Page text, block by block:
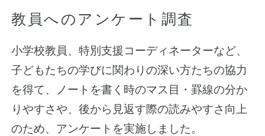
教員へのアンケート調査
小学校教員、特別支援コーディネーターなど、
子どもたちの学びに関わりの深い方たちの協力
を得て、ノートを書く時のマス目・罫線の分か
りやすさや、後から見返す際の読みやすさ向上
のため、アンケートを実施しました。